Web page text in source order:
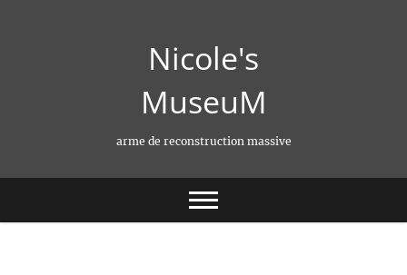
Nicole's
MuseuM
arme de reconstruction massive